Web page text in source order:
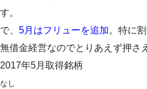
す。
で、 5月はフリューを追加。特に
無借金経営なのでとりあえず押さ
2017年5月取得銘柄
なし